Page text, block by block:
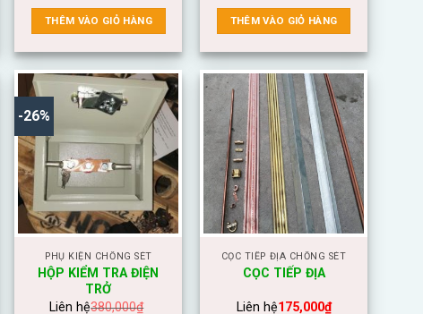
THÊM VÀO GIỎ HÀNG THÊM VÀO GIỎ HÀNG
-26%
PHỤ KIỆN CHỐNG SÉT
HỘP KIỂM TRA ĐIỆN
TRỞ
Liên hệ380,000₫
CỌC TIẾP ĐỊA CHỐNG SÉT
CỌC TIẾP ĐỊA
Liên hệ175,000₫